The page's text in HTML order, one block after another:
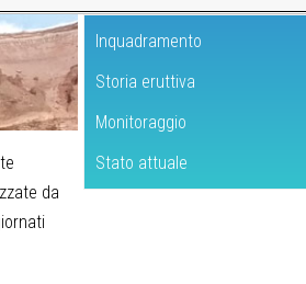
da
Inquadramento
Storia eruttiva
Monitoraggio
Stato attuale